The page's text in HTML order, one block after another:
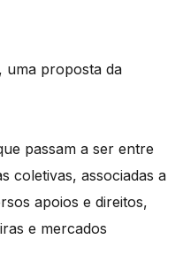
uma proposta da
passam a ser entre
coletivas, associadas a
apoios e direitos,
e mercados